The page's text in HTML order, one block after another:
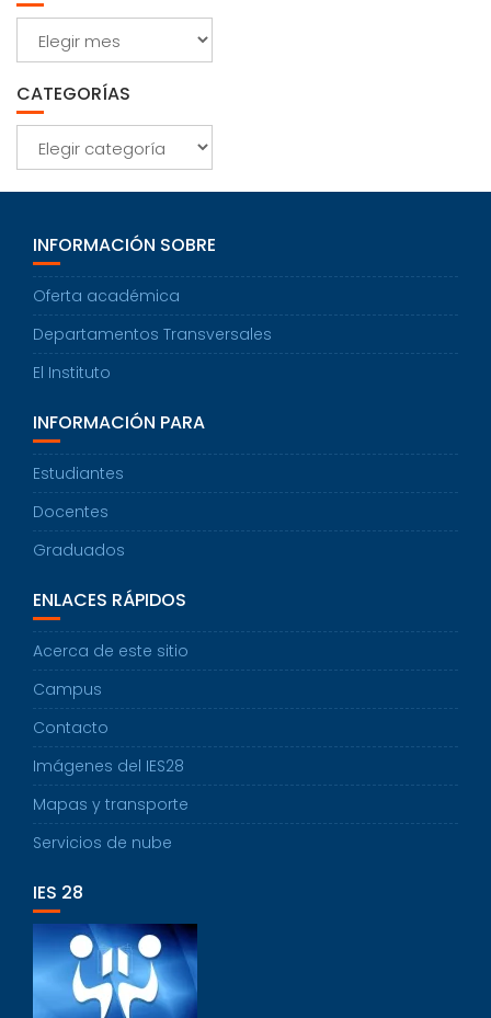
Archivos
CATEGORÍAS
Categorías
INFORMACIÓN SOBRE
Oferta académica
Departamentos Transversales
El Instituto
INFORMACIÓN PARA
Estudiantes
Docentes
Graduados
ENLACES RÁPIDOS
Acerca de este sitio
Campus
Contacto
Imágenes del IES28
Mapas y transporte
Servicios de nube
IES 28